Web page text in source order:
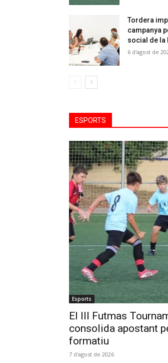
Tordera
campanya
social de la
6 d'agost de
ESPORTS
Esports
El III Futmas
consolida apostant
formatiu
7 d'agost de 2026